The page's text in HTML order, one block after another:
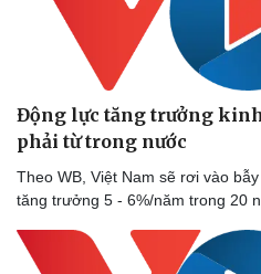
Động lực tăng trưởng
phải từ trong nước
Theo WB, Việt Nam sẽ rơi vào
tăng trưởng 5 - 6%/năm trong 20